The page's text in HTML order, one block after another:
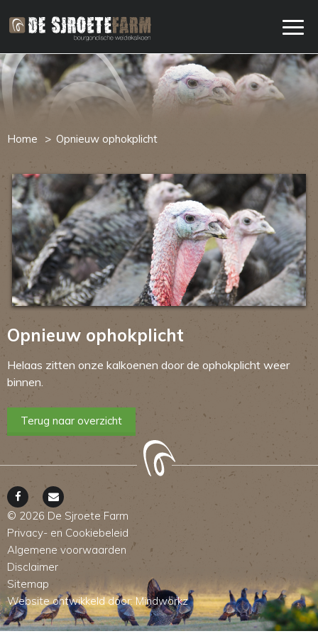
Home Opnieuw ophokplicht
Opnieuw ophokplicht
Helaas zitten onze kalkoenen door de ophokplicht weer
binnen.
Terug naar overzicht
© 2026 De Sjroete Farm
Privacy- en Cookiebeleid
Algemene voorwaarden
Disclaimer
Sitemap
Website ontwikkeld door:Mindworkz